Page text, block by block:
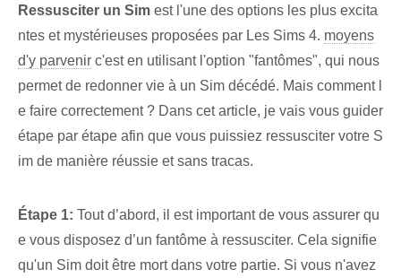
Ressusciter un Sim est l'une des options les plus excita
ntes et mystérieuses proposées par Les Sims 4. moyens
d'y parvenir c'est en utilisant l'option "fantômes", qui nous
permet de redonner vie à un Sim décédé. Mais comment l
e faire correctement ? Dans cet article, je vais vous guider
étape par étape afin que vous puissiez ressusciter votre S
im de manière réussie et sans tracas.
Étape 1: Tout d’abord, il est important de vous assurer qu
e vous disposez d’un fantôme à ressusciter. Cela signifie
qu'un Sim doit être mort dans votre partie. Si vous n'avez